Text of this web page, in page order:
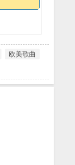
欧美歌曲